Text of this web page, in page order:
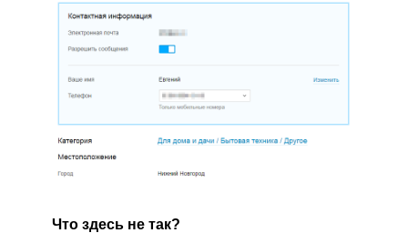
Что здесь не так?